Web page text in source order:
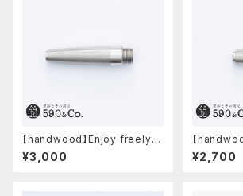
【handwood】Enjoy freely
前軸・滑り止め(ステンレス)
¥3,000
【
リップ/前軸・滑
ス)
¥2,700